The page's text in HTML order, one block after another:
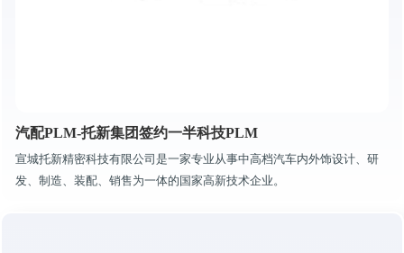
汽配PLM-托新集团签约一半科技PLM
宣城托新精密科技有限公司是一家专业从事中高档汽车内外饰设计、研
发、制造、装配、销售为一体的国家高新技术企业。